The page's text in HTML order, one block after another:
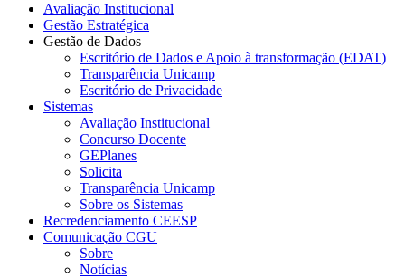
Avaliação Institucional
Gestão Estratégica
Gestão de Dados
Escritório de Dados e Apoio à transformação (EDAT)
Transparência Unicamp
Escritório de Privacidade
Sistemas
Avaliação Institucional
Concurso Docente
GEPlanes
Solicita
Transparência Unicamp
Sobre os Sistemas
Recredenciamento CEESP
Comunicação CGU
Sobre
Notícias